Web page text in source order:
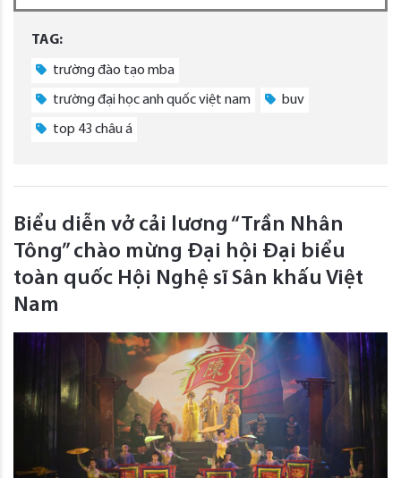
TAG:
trường đào tạo mba
trường đại học anh quốc việt nam buv
top 43 châu á
Biểu diễn vở cải lương “Trần Nhân
Tông” chào mừng Đại hội Đại biểu
toàn quốc Hội Nghệ sĩ Sân khấu Việt
Nam